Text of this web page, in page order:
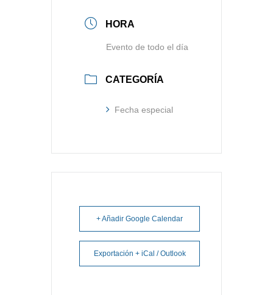
HORA
Evento de todo el día
CATEGORÍA
Fecha especial
+ Añadir Google Calendar
Exportación + iCal / Outlook